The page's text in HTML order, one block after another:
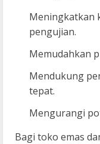
Meningkatkan
pengujian.
Memudahkan
Mendukung
tepat.
Mengurangi
Bagi toko emas